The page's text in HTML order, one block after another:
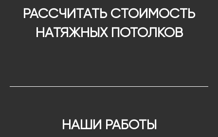
РАССЧИТАТЬ СТОИМОСТЬ
НАТЯЖНЫХ ПОТОЛКОВ
НАШИ РАБОТЫ